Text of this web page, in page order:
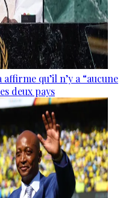
qu’il n’y a “aucune
deux pays